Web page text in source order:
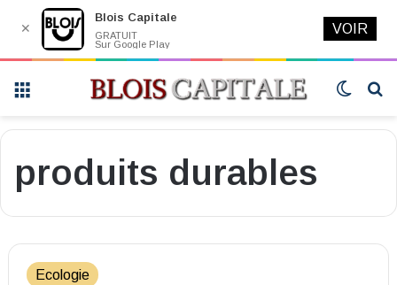
Switch
produits durables
Ecologie
✕
Blois Capitale
GRATUIT
Sur Google Play
VOIR